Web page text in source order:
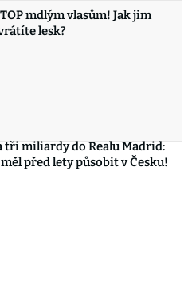
mdlým vlasům! Jak jim
lesk?
tři miliardy do Realu Madrid:
před lety působit v Česku!